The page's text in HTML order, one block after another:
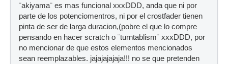
¨akiyama¨ es mas funcional xxxDDD, anda que ni por
parte de los potenciomentros, ni por el crostfader tienen
pinta de ser de larga duracion,(pobre el que lo compre
pensando en hacer scratch o ¨turntablism¨ xxxDDD, por
no mencionar de que estos elementos mencionados
sean reemplazables. jajajajajaja!!! no se que pretenden